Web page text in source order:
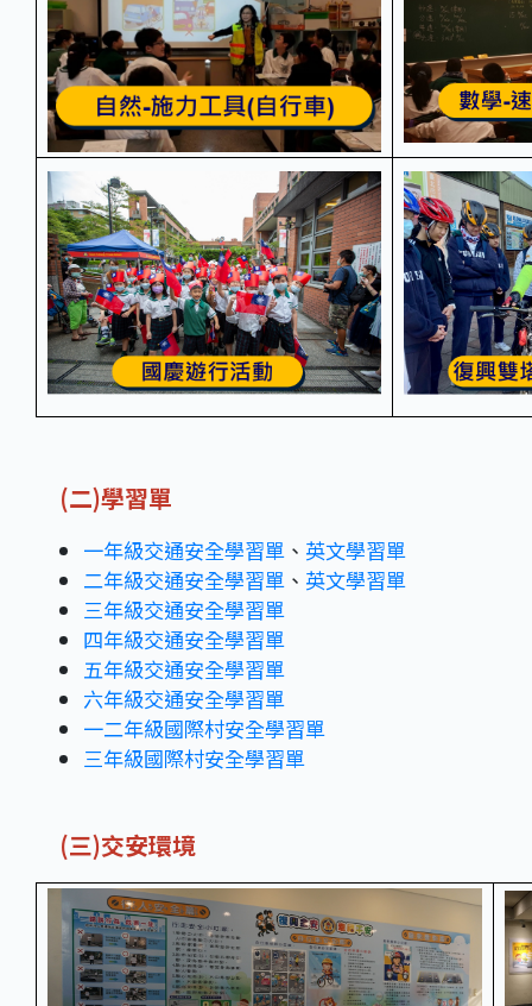
(二)學習單
一年級交通安全學習單 、 英文學習單
二年級交通安全學習單 、 英文學習單
三年級交通安全學習單
四年級交通安全學習單
五年級交通安全學習單
六年級交通安全學習單
一二年級國際村安全學習單
三年級國際村安全學習單
(三)交安環境